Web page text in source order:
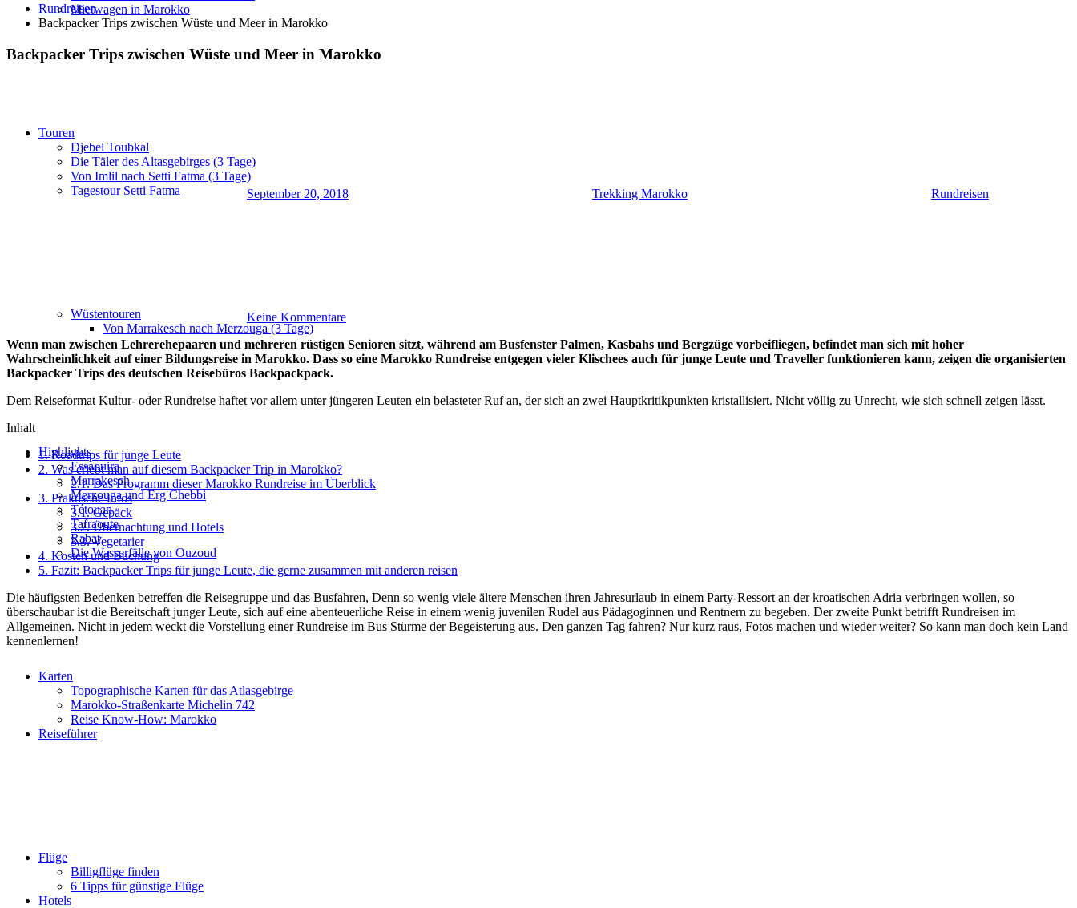
Mietwagen in Marokko
Touren
Djebel Toubkal
Die Täler des Altasgebirges (3 Tage)
Von Imlil nach Setti Fatma (3 Tage)
Tagestour Setti Fatma
Wüstentouren
Von Marrakesch nach Merzouga (3 Tage)
Highlights
Essaouira
Marrakesch
Merzouga und Erg Chebbi
Tétouan
Tafraoute
Rabat
Die Wasserfälle von Ouzoud
Karten
Topographische Karten für das Atlasgebirge
Marokko-Straßenkarte Michelin 742
Reise Know-How: Marokko
Reiseführer
Flüge
Billigflüge finden
6 Tipps für günstige Flüge
Hotels
Rundreisen
Backpacker Trips zwischen Wüste und Meer in Marokko
Backpacker Trips zwischen Wüste und Meer in Marokko
September 20, 2018 Trekking Marokko Rundreisen
Keine Kommentare
Wenn man zwischen Lehrerehepaaren und mehreren rüstigen Senioren sitzt, während am Busfenster Palmen, Kasbahs und Bergzüge vorbeifliegen, befindet man sich mit hoher
Wahrscheinlichkeit auf einer Bildungsreise in Marokko. Dass so eine Marokko Rundreise entgegen vieler Klischees auch für junge Leute und Traveller funktionieren kann, zeigen die organisierten
Backpacker Trips des deutschen Reisebüros Backpackpack.
Dem Reiseformat Kultur- oder Rundreise haftet vor allem unter jüngeren Leuten ein belasteter Ruf an, der sich an zwei Hauptkritikpunkten kristallisiert. Nicht völlig zu Unrecht, wie sich schnell zeigen lässt.
Inhalt
1.Roadtrips für junge Leute
2. Was erlebt man auf diesem Backpacker Trip in Marokko?
2.1.Das Programm dieser Marokko Rundreise im Überblick
3. Praktische Infos
3.1.Gepäck
3.2.Übernachtung und Hotels
3.3.Vegetarier
4. Kosten und Buchung
5. Fazit: Backpacker Trips für junge Leute, die gerne zusammen mit anderen reisen
Die häufigsten Bedenken betreffen die Reisegruppe und das Busfahren, Denn so wenig viele ältere Menschen ihren Jahresurlaub in einem Party-Ressort an der kroatischen Adria verbringen wollen, so
überschaubar ist die Bereitschaft junger Leute, sich auf eine abenteuerliche Reise in einem wenig juvenilen Rudel aus Pädagoginnen und Rentnern zu begeben. Der zweite Punkt betrifft Rundreisen im
Allgemeinen. Nicht in jedem weckt die Vorstellung einer Rundreise im Bus Stürme der Begeisterung aus. Den ganzen Tag fahren? Nur kurz raus, Fotos machen und wieder weiter? So kann man doch kein Land
kennenlernen!